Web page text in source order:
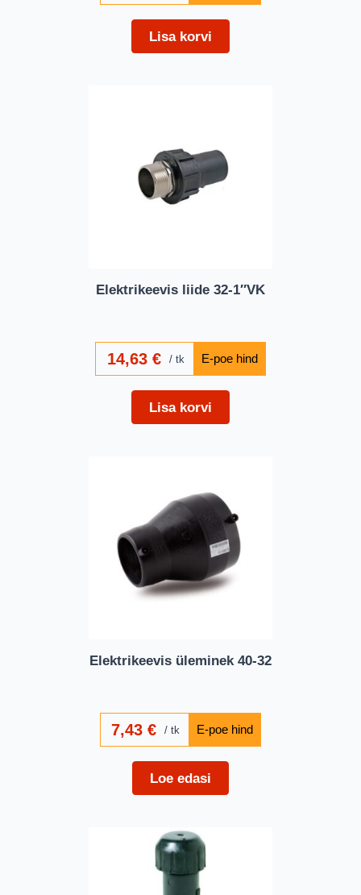
Lisa korvi
Elektrikeevis liide 32-1″VK
14,63 € tk
Lisa korvi
Elektrikeevis üleminek 40-32
7,43€ tk
Loe edasi